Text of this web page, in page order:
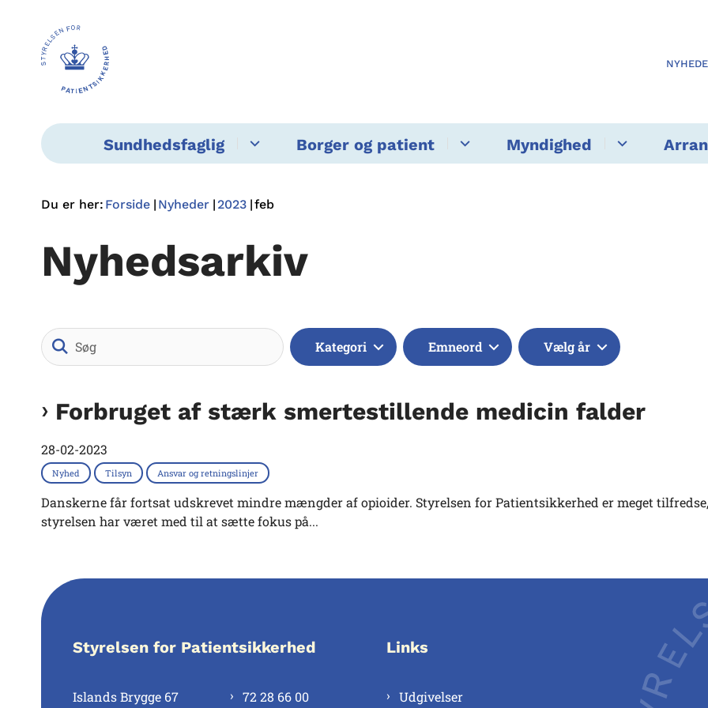
Sundhedsfaglig Borger og patient Myndighed
Du er her: Forside Nyheder 2023 feb
Nyhedsarkiv
Søg
Kategori Emneord Vælg år
Forbruget af stærk smertestillende medicin falder
28-02-2023
Nyhed Tilsyn Ansvar og retningslinjer
Danskerne får fortsat udskrevet mindre mængder af opioider. Styrelsen for Patientsikkerhed er meget
styrelsen har været med til at sætte fokus på...
Styrelsen for Patientsikkerhed
Islands Brygge 67
72 28 66 00
Links
Udgivelser